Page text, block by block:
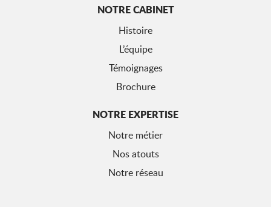
NOTRE CABINET
Histoire
L’équipe
Témoignages
Brochure
NOTRE EXPERTISE
Notre métier
Nos atouts
Notre réseau